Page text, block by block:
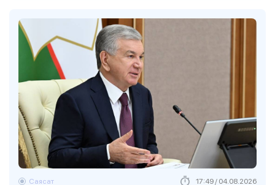
Саясат 17:49 / 04.08.2026